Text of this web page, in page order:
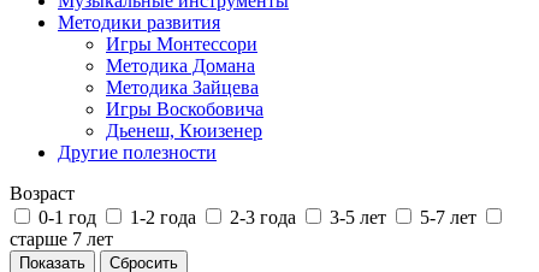
Методики развития
Игры Монтессори
Методика Домана
Методика Зайцева
Игры Воскобовича
Дьенеш, Кюизенер
Другие полезности
Возраст
0-1 год
1-2 года 2-3 года 3-5 лет
5-7 лет
старше 7 лет